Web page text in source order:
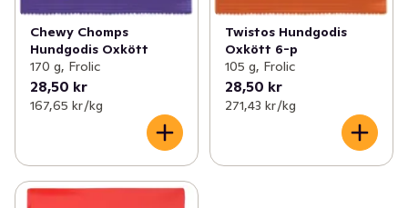
Chewy Chomps
Hundgodis Oxkött
170 g, Frolic
28,50 kr
167,65 kr /kg
Twistos Hundgodis
Oxkött 6-p
105 g, Frolic
28,50 kr
271,43 kr /kg